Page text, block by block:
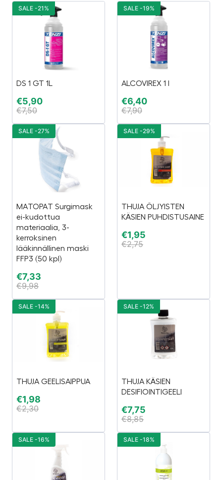
DS 1 GT 1L
€5,90
€7,50
SALE -21%
ALCOVIREX 1 l
€6,40
€7,90
SALE -19%
MATOPAT Surgimask
ei-kudottua
materiaalia, 3-
kerroksinen
lääkinnällinen maski
FFP3 (50 kpl)
€7,33
€9,98
SALE -27%
THUJA ÖLJYISTEN
KÄSIEN PUHDISTUSAINE
€1,95
€2,75
SALE -29%
THUJA GEELISAIPPUA
€1,98
€2,30
SALE -14%
THUJA KÄSIEN
DESIFIOINTIGEELI
€7,75
€8,85
SALE -12%
SALE -16% SALE -18%